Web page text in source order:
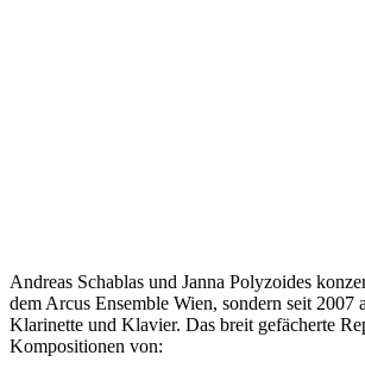
Andreas Schablas und Janna Polyzoides
dem Arcus Ensemble Wien, sondern seit 2007
Klarinette und Klavier. Das breit gefächerte
Kompositionen von: